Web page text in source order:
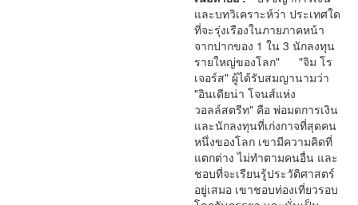
และบทวิเคราะห์ว่า ประเทศใด
ที่จะรุ่งเรืองในภายภาคหน้า
จากปากของ 1 ใน 3 นักลงทุน
รายใหญ่ของโลก" "จิม โร
เจอร์ส" ผู้ได้รับสมญานามว่า
"อินเดียน่า โจนส์แห่ง
วอลล์สตรีท" คือ พ่อมดการเงิน
และนักลงทุนที่เก่งกาจที่สุดคน
หนึ่งของโลก เขามีความคิดที่
แตกต่าง ไม่ทําตามคนอื่น และ
ชอบที่จะเรียนรู้ประวัติศาสตร์
อยู่เสมอ เขาชอบท่องเที่ยวรอบ